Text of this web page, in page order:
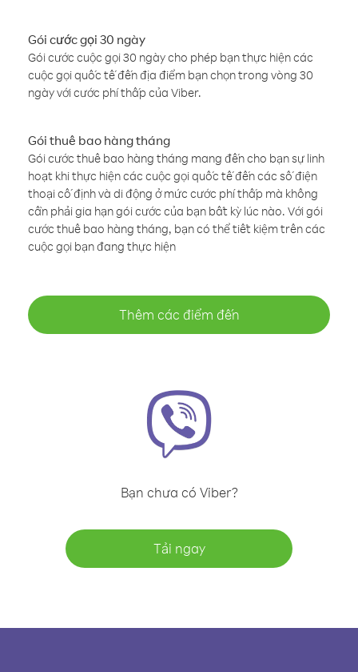
Gói cước gọi 30 ngày
Gói cước cuộc gọi 30 ngày cho phép bạn thực hiện các
cuộc gọi quốc tế đến địa điểm bạn chọn trong vòng 30
ngày với cước phí thấp của Viber.
Gói thuê bao hàng tháng
Gói cước thuê bao hàng tháng mang đến cho bạn sự linh
hoạt khi thực hiện các cuộc gọi quốc tế đến các số điện
thoại cố định và di động ở mức cước phí thấp mà không
cần phải gia hạn gói cước của bạn bất kỳ lúc nào. Với gói
cước thuê bao hàng tháng, bạn có thể tiết kiệm trên các
cuộc gọi bạn đang thực hiện
Thêm các điểm đến
Bạn chưa có Viber?
Tải ngay